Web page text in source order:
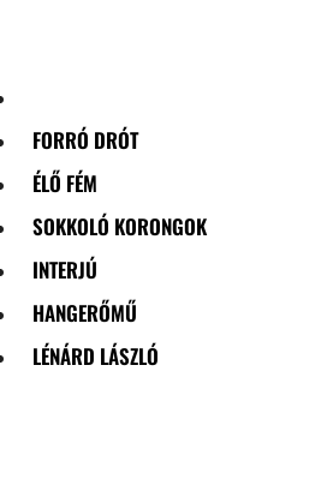
FORRÓ DRÓT
ÉLŐ FÉM
SOKKOLÓ KORONGOK
INTERJÚ
HANGERŐMŰ
LÉNÁRD LÁSZLÓ